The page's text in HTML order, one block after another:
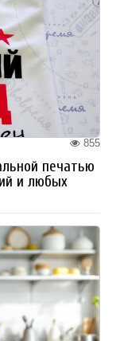
855
печатью
и любых